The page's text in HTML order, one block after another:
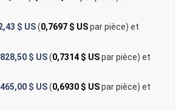
$ US(0,7697 $ USpar pièce) et
$ US(0,7314 $ USpar pièce) et
$ US(0,6930 $ USpar pièce) et